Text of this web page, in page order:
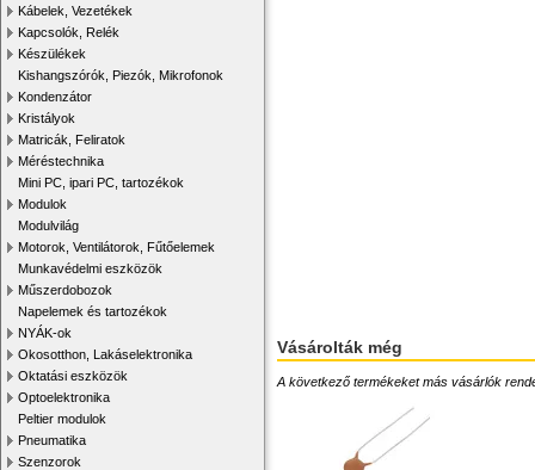
Kábelek, Vezetékek
Kapcsolók, Relék
Készülékek
Kishangszórók, Piezók, Mikrofonok
Kondenzátor
Kristályok
Matricák, Feliratok
Méréstechnika
Mini PC, ipari PC, tartozékok
Modulok
Modulvilág
Motorok, Ventilátorok, Fűtőelemek
Munkavédelmi eszközök
Műszerdobozok
Napelemek és tartozékok
NYÁK-ok
Okosotthon, Lakáselektronika
Oktatási eszközök
Optoelektronika
Peltier modulok
Pneumatika
Szenzorok
Vásárolták még
A következő termékeket más vásárlók